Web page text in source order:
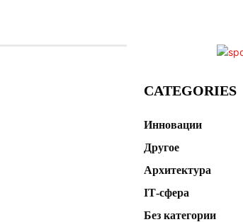
CATEGORIES
Инновации
Другое
Архитектура
ІТ-сфера
Без категории